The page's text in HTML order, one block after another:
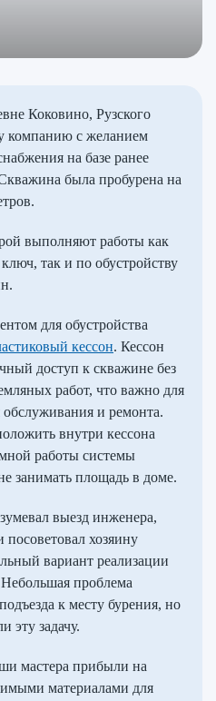
Коковино, Рузского
компанию с желанием
на базе ранее
была пробурена на
выполняют работы как
так и по обустройству
для обустройства
кессон. Кессон
доступ к скважине без
работ, что важно для
и ремонта.
внутри кессона
работы системы
занимать площадь в доме.
выезд инженера,
посоветовал хозяину
вариант реализации
проблема
к месту бурения, но
эту задачу.
мастера прибыли на
материалами для